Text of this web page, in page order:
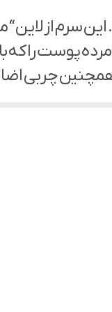
بردار برای پوست های
چربی اضافه